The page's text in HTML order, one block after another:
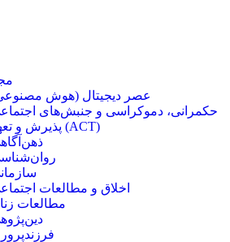
عصر دیجیتال (هوش
حکمرانی، دموکراسی و جنبش‌های
پذیرش و تعهد (ACT)
اخلاق و مطالعات
مطالعات